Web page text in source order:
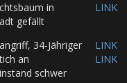
in
gefällt
LINK
34-Jähriger
an
schwer
LINK
LINK